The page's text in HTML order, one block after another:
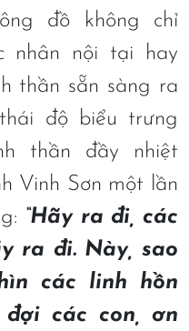
đồ không chỉ
nhân nội tại hay
thần sẵn sàng ra
độ biểu trưng
thần đầy nhiệt
Vinh Sơn một lần
“Hãy ra đi, các
ra đi. Này, sao
các linh hồn
các con, ơn